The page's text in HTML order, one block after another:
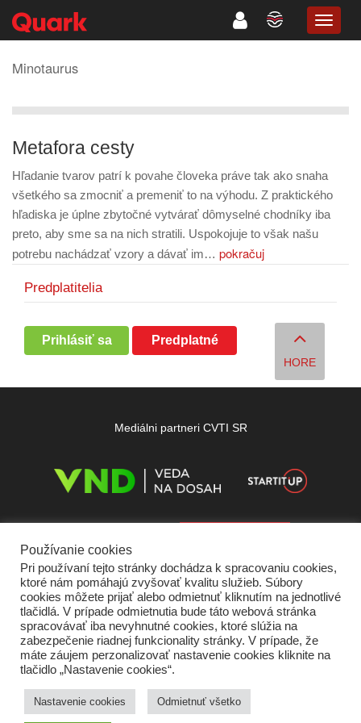
Minotaurus
Metafora cesty
Hľadanie tvarov patrí k povahe človeka práve tak ako snaha
všetkého sa zmocniť a premeniť to na výhodu. Z praktického
hľadiska je úplne zbytočné vytvárať dômyselné chodníky iba
preto, aby sme sa na nich stratili. Uspokojuje to však našu
potrebu nachádzať vzory a dávať im… pokračuj
Predplatitelia
Prihlásiť sa Predplatné
HORE
Mediálni partneri CVTI SR
Domov O nás Kontakt Vydavateľ
Podmienky používania
Ochrana súkromia Štatút súťaží
Partneri
RSS Sitemap
Používanie cookies
Pri používaní tejto stránky dochádza k spracovaniu cookies,
ktoré nám pomáhajú zvyšovať kvalitu služieb. Súbory
cookies môžete prijať alebo odmietnuť kliknutím na jednotlivé
tlačidlá. V prípade odmietnutia bude táto webová stránka
spracovávať iba nevyhnutné cookies, ktoré slúžia na
zabezpečenie riadnej funkcionality stránky. V prípade, že
máte záujem perzonalizovať nastavenie cookies kliknite na
tlačidlo „Nastavenie cookies“.
Nastavenie cookies Odmietnuť všetko